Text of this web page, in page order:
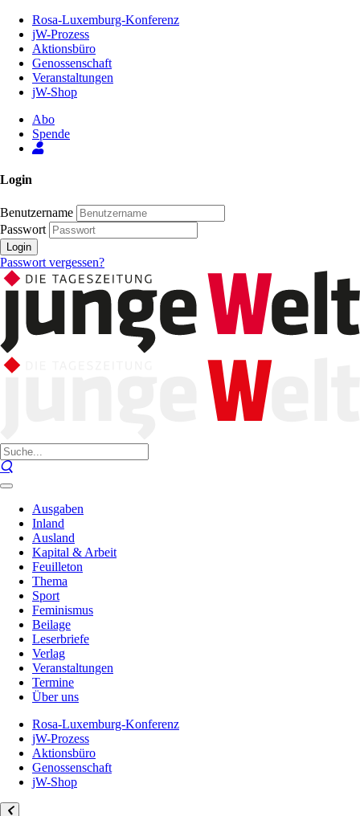
Inhalt
Seite
Rosa-Luxemburg-Konferenz
jW-Prozess
Aktionsbüro
Genossenschaft
Veranstaltungen
jW-Shop
Abo
Spende
Login
Benutzername
Passwort
Login
Passwort vergessen?
Ausgaben
Inland
Ausland
Kapital & Arbeit
Feuilleton
Thema
Sport
Feminismus
Beilage
Leserbriefe
Verlag
Veranstaltungen
Termine
Über uns
Rosa-Luxemburg-Konferenz
jW-Prozess
Aktionsbüro
Genossenschaft
jW-Shop